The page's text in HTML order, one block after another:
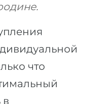
что
в